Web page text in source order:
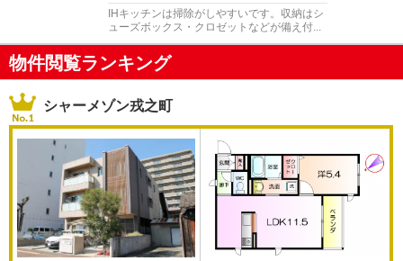
IHキッチンは掃除がしやすいです。収納はシ
ューズボックス・クロゼットなどが備え付...
物件閲覧ランキング
シャーメゾン戎之町